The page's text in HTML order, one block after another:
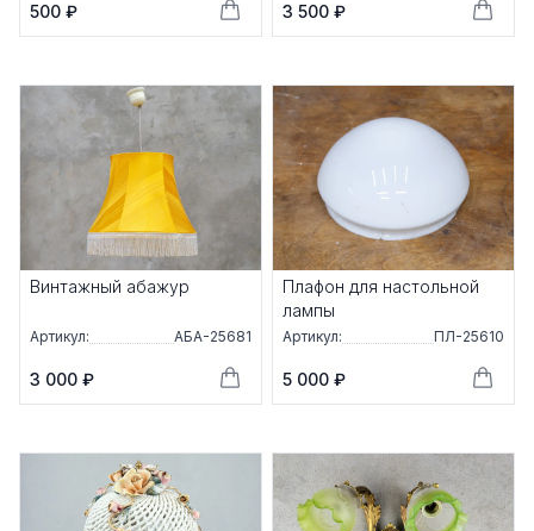
500 ₽ 3 500 ₽
Винтажный абажур
Артикул: АБА-25681
3 000 ₽
Плафон для настольной
лампы
Артикул: ПЛ-25610
5 000 ₽